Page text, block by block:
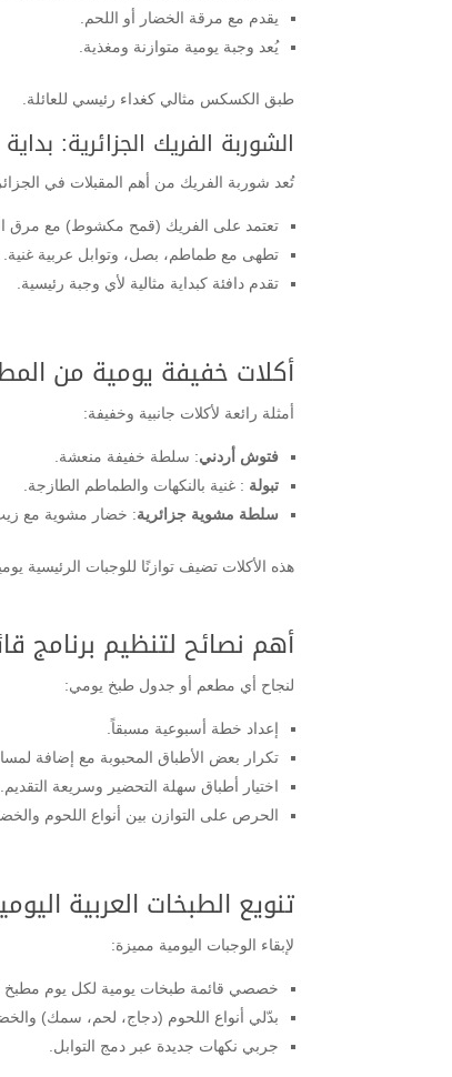
يقدم مع مرقة الخضار أو اللحم.
يُعد وجبة يومية متوازنة ومغذية.
طبق الكسكس مثالي كغداء رئيسي للعائلة.
الشوربة الفريك الجزائرية:
تُعد شوربة الفريك من أهم المقبلات في
تعتمد على الفريك (قمح مكشوط) مع مرق
تطهى مع طماطم، بصل، وتوابل عربية غنية.
تقدم دافئة كبداية مثالية لأي وجبة رئيسية.
أكلات خفيفة يومية من
أمثلة رائعة لأكلات جانبية وخفيفة:
فتوش أردني: سلطة خفيفة منعشة.
تبولة : غنية بالنكهات والطماطم الطازجة.
سلطة مشوية جزائرية: خضار مشوية مع زيت
هذه الأكلات تضيف توازنًا للوجبات الرئيسية
أهم نصائح لتنظيم برنامج
لنجاح أي مطعم أو جدول طبخ يومي:
إعداد خطة أسبوعية مسبقاً.
تكرار بعض الأطباق المحبوبة مع إضافة
اختيار أطباق سهلة التحضير وسريعة التقديم.
الحرص على التوازن بين أنواع اللحوم
تنويع الطبخات العربية
لإبقاء الوجبات اليومية مميزة:
خصصي قائمة طبخات يومية لكل يوم مطبخ
بدّلي أنواع اللحوم (دجاج، لحم، سمك)
جربي نكهات جديدة عبر دمج التوابل.